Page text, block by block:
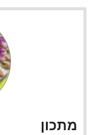
מתכון